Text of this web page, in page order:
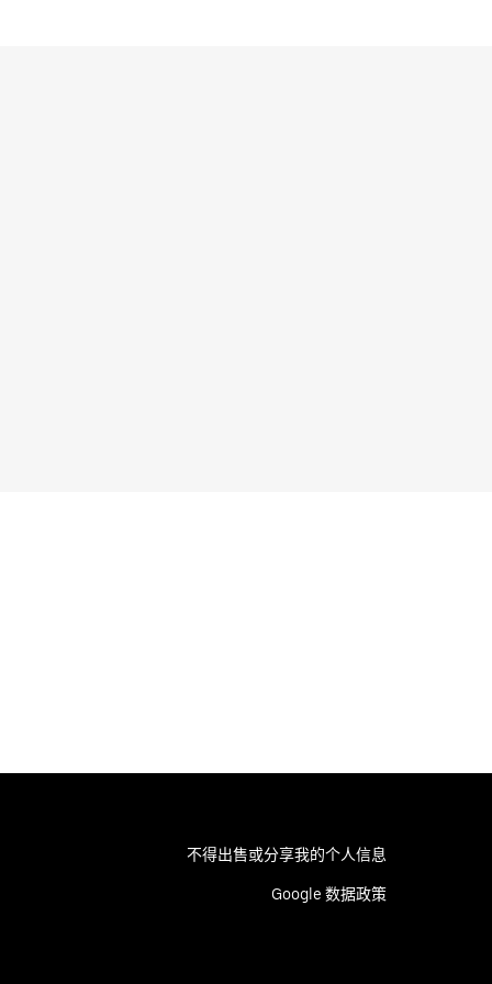
不得出售或分享我的个人信息
Google 数据政策